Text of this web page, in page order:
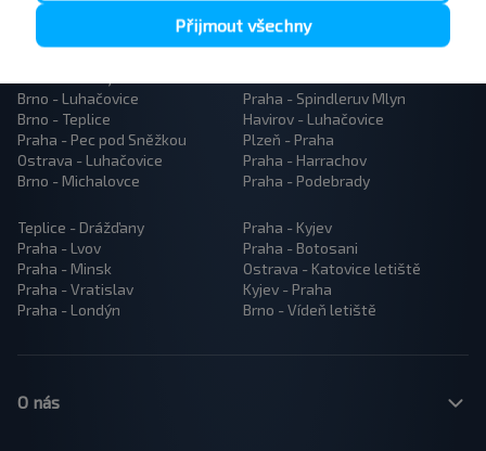
Popularne trasy autobusów
Brno - Luhačovice
Brno - Teplice
Praha - Pec pod Sněžkou
Ostrava - Luhačovice
Brno - Michalovce
Praha - Spindleruv Mlyn
Havirov - Luhačovice
Plzeň - Praha
Praha - Harrachov
Praha - Podebrady
Teplice - Drážďany
Praha - Lvov
Praha - Minsk
Praha - Vratislav
Praha - Londýn
Praha - Kyjev
Praha - Botosani
Ostrava - Katovice letiště
Kyjev - Praha
Brno - Vídeň letiště
O nás
Přijmout všechny